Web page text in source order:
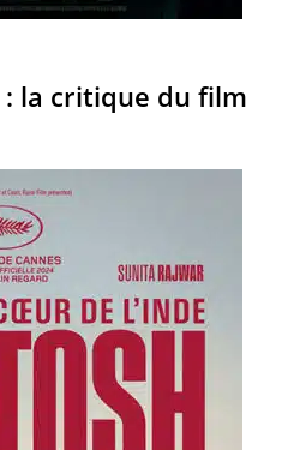
: la critique du film